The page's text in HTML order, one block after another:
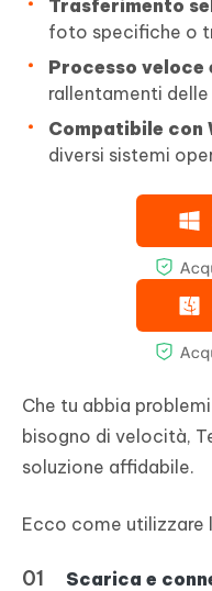
Trasferimento
foto specifiche o
Processo veloce
rallentamenti
Compatibile con
diversi sistemi
Che tu abbia
bisogno di velocità,
soluzione affidabile.
Ecco come utilizzare
Scarica e